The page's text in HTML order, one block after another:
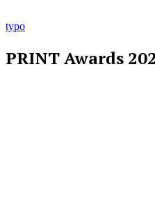
typo
PRINT Awards